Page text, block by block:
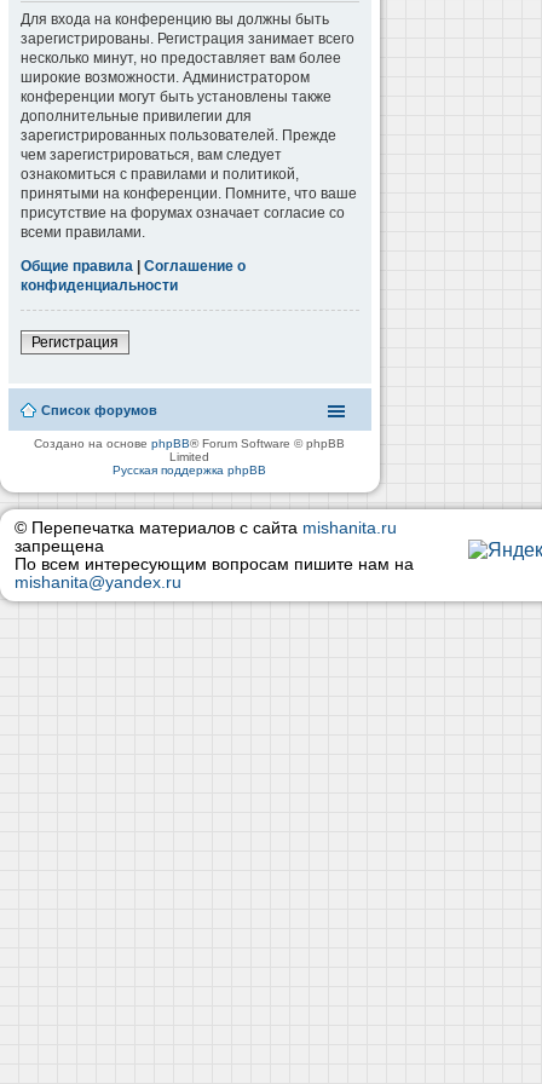
Для входа на конференцию вы должны быть
зарегистрированы. Регистрация занимает всего
несколько минут, но предоставляет вам более
широкие возможности. Администратором
конференции могут быть установлены также
дополнительные привилегии для
зарегистрированных пользователей. Прежде
чем зарегистрироваться, вам следует
ознакомиться с правилами и политикой,
принятыми на конференции. Помните, что ваше
присутствие на форумах означает согласие со
всеми правилами.
Общие правила | Соглашение о
конфиденциальности
Регистрация
Список форумов
Создано на основеphpBB® Forum Software © phpBB
Limited
Русская поддержка phpBB
© Перепечатка материалов с сайта mishanita.ru
запрещена
По всем интересующим вопросам пишите нам на
mishanita@yandex.ru